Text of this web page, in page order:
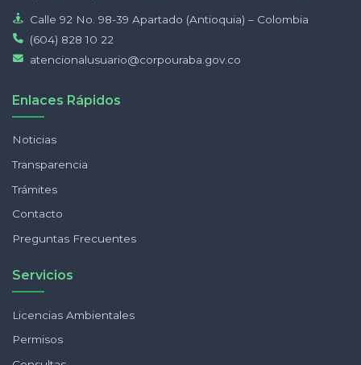
Calle 92 No. 98-39 Apartado (Antioquia) – Colombia
(604) 828 10 22
atencionalusuario@corpouraba.gov.co
Enlaces Rápidos
Noticias
Transparencia
Trámites
Contacto
Preguntas Frecuentes
Servicios
Licencias Ambientales
Permisos